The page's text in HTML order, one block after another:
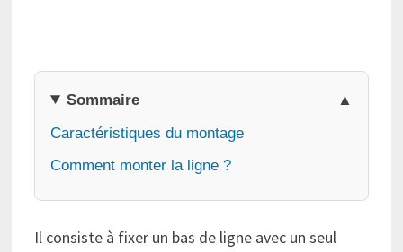
Sommaire
Caractéristiques du montage
Comment monter la ligne ?
Il consiste à fixer un bas de ligne avec un seul